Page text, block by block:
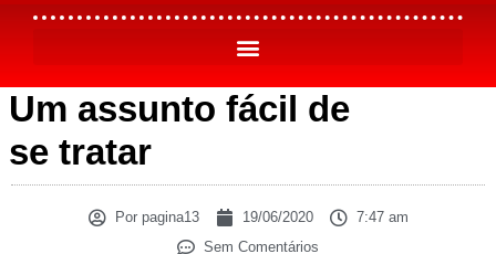
Um assunto fácil de
se tratar
Porpagina13 19/06/2020
7:47 am
Sem Comentários